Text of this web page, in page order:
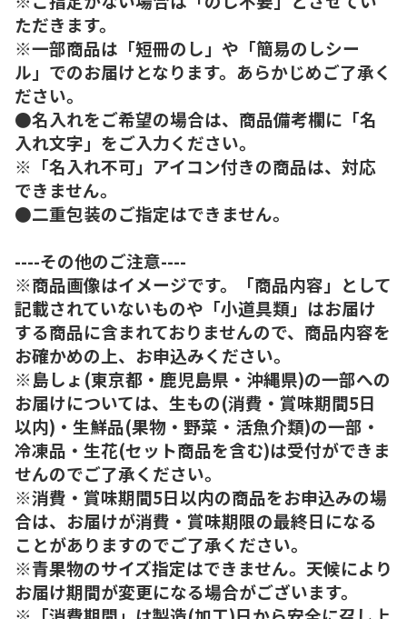
ただきます。
※一部商品は「短冊のし」や「簡易のしシー
ル」でのお届けとなります。あらかじめご了承く
ださい。
●名入れをご希望の場合は、商品備考欄に「名
入れ文字」をご入力ください。
※「名入れ不可」アイコン付きの商品は、対応
できません。
●二重包装のご指定はできません。
----その他のご注意----
※商品画像はイメージです。「商品内容」として
記載されていないものや「小道具類」はお届け
する商品に含まれておりませんので、商品内容を
お確かめの上、お申込みください。
※島しょ(東京都・鹿児島県・沖縄県)の一部への
お届けについては、生もの(消費・賞味期間5日
以内)・生鮮品(果物・野菜・活魚介類)の一部・
冷凍品・生花(セット商品を含む)は受付ができま
せんのでご了承ください。
※消費・賞味期間5日以内の商品をお申込みの場
合は、お届けが消費・賞味期限の最終日になる
ことがありますのでご了承ください。
※青果物のサイズ指定はできません。天候により
お届け期間が変更になる場合がございます。